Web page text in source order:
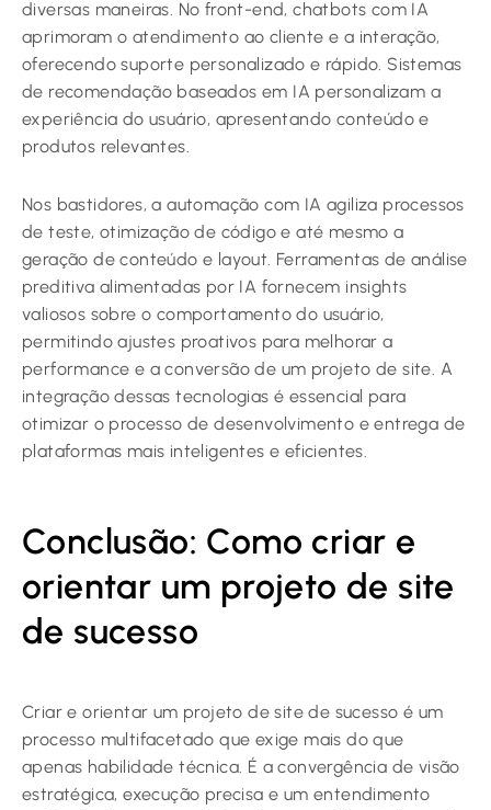
diversas maneiras. No front-end, chatbots com IA
aprimoram o atendimento ao cliente e a interação,
oferecendo suporte personalizado e rápido. Sistemas
de recomendação baseados em IA personalizam a
experiência do usuário, apresentando conteúdo e
produtos relevantes.
Nos bastidores, a automação com IA agiliza processos
de teste, otimização de código e até mesmo a
geração de conteúdo e layout. Ferramentas de análise
preditiva alimentadas por IA fornecem insights
valiosos sobre o comportamento do usuário,
permitindo ajustes proativos para melhorar a
performance e a conversão de um projeto de site. A
integração dessas tecnologias é essencial para
otimizar o processo de desenvolvimento e entrega de
plataformas mais inteligentes e eficientes.
Conclusão: Como criar e
orientar um projeto de site
de sucesso
Criar e orientar um projeto de site de sucesso é um
processo multifacetado que exige mais do que
apenas habilidade técnica. É a convergência de visão
estratégica, execução precisa e um entendimento